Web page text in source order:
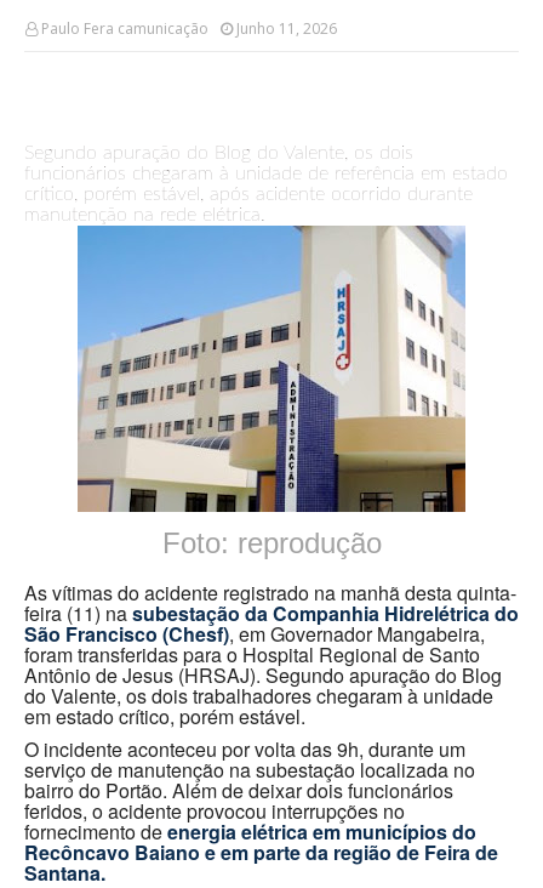
Paulo Fera camunicação Junho 11, 2026
Segundo apuração do Blog do Valente, os dois
funcionários chegaram à unidade de referência em estado
crítico, porém estável, após acidente ocorrido durante
manutenção na rede elétrica.
Foto: reprodução
As vítimas do acidente registrado na manhã desta quinta-
feira (11) nasubestação da Companhia Hidrelétrica do
São Francisco (Chesf), em Governador Mangabeira,
foram transferidas para o Hospital Regional de Santo
Antônio de Jesus (HRSAJ). Segundo apuração do Blog
do Valente, os dois trabalhadores chegaram à unidade
em estado crítico, porém estável.
O incidente aconteceu por volta das 9h, durante um
serviço de manutenção na subestação localizada no
bairro do Portão. Além de deixar dois funcionários
feridos, o acidente provocou interrupções no
fornecimento deenergia elétrica em municípios do
Recôncavo Baiano e em parte da região de Feira de
Santana.